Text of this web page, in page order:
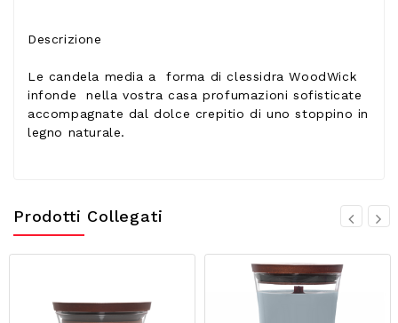
Descrizione
Le candela media a forma di clessidra WoodWick
infonde nella vostra casa profumazioni sofisticate
accompagnate dal dolce crepitio di uno stoppino in
legno naturale.
Prodotti Collegati